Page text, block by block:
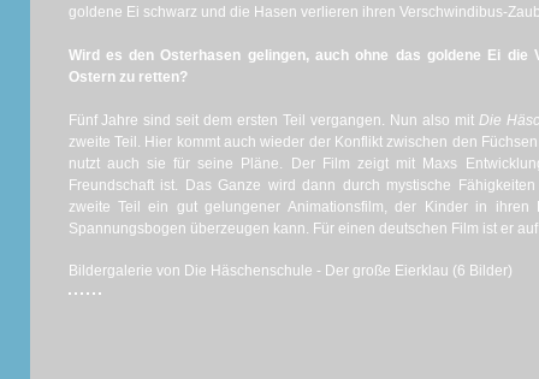
goldene Ei schwarz und die Hasen verlieren ihren Verschwindibus-
Wird es den Osterhasen gelingen, auch ohne das goldene Ei die
Ostern zu retten?
Fünf Jahre sind seit dem ersten Teil vergangen. Nun also mit Die
zweite Teil. Hier kommt auch wieder der Konflikt zwischen den
nutzt auch sie für seine Pläne. Der Film zeigt mit Maxs
Freundschaft ist. Das Ganze wird dann durch mystische
zweite Teil ein gut gelungener Animationsfilm, der Kinder in
Spannungsbogen überzeugen kann. Für einen deutschen Film ist er
Bildergalerie von Die Häschenschule - Der große Eierklau (6 Bilder)